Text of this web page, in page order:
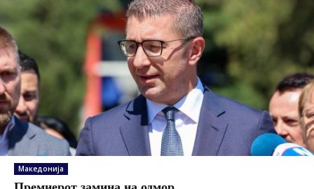
Македонија